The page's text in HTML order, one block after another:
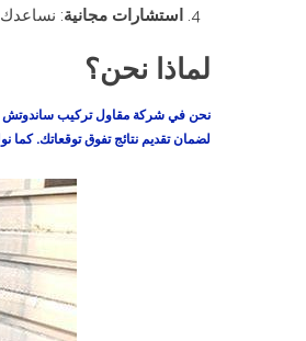
استشارات مجانية:
لماذا نحن؟
نحن في شركة مقاول تركيب ساندوتش
لضمان تقديم نتائج تفوق توقعاتك. كما